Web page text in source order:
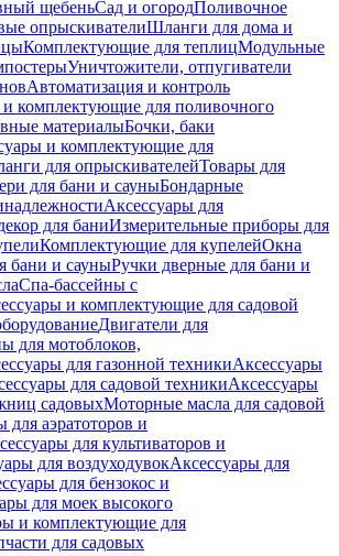
щебеньСад и огородПоливочное
опрыскивателиШланги для дома и
Комплектующие для теплицМодульные
Уничтожители, отпугиватели
Автоматизация и контроль
и комплектующие для поливочного
материалыБочки, баки
и комплектующие для
для опрыскивателейТовары для
для бани и сауныБондарные
Аксессуары для
для баниИзмерительные приборы для
Комплектующие для купелейОкна
бани и сауныРучки дверные для бани и
Спа-бассейны с
и комплектующие для садовой
Двигатели для
для мотоблоков,
для газонной техникиАксессуары
для садовой техникиАксессуары
садовыхМоторные масла для садовой
для аэратоторов и
для культиваторов и
для воздуходувокАксессуары для
для бензокос и
для моек высокого
и комплектующие для
для садовых